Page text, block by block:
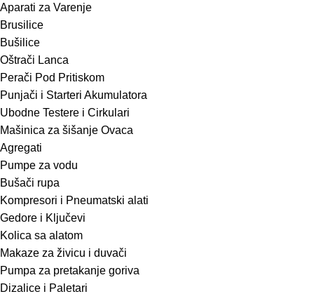
Aparati za Varenje
Brusilice
Bušilice
Oštrači Lanca
Perači Pod Pritiskom
Punjači i Starteri Akumulatora
Ubodne Testere i Cirkulari
Mašinica za šišanje Ovaca
Agregati
Pumpe za vodu
Bušači rupa
Kompresori i Pneumatski alati
Gedore i Ključevi
Kolica sa alatom
Makaze za živicu i duvači
Pumpa za pretakanje goriva
Dizalice i Paletari